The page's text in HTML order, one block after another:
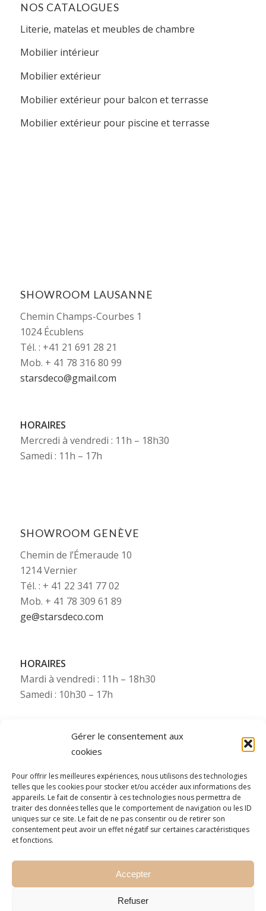
Gérer le consentement aux
cookies
Pour offrir les meilleures expériences, nous utilisons des technologies
telles que les cookies pour stocker et/ou accéder aux informations des
appareils. Le fait de consentir à ces technologies nous permettra de
traiter des données telles que le comportement de navigation ou les ID
uniques sur ce site. Le fait de ne pas consentir ou de retirer son
consentement peut avoir un effet négatif sur certaines caractéristiques
et fonctions.
Accepter
Refuser
NOS CATALOGUES
Literie, matelas et meubles de chambre
Mobilier intérieur
Mobilier extérieur
Mobilier extérieur pour balcon et terrasse
Mobilier extérieur pour piscine et terrasse
SHOWROOM LAUSANNE
Chemin Champs-Courbes 1
1024 Écublens
Tél. : +41 21 691 28 21
Mob. + 41 78 316 80 99
starsdeco@gmail.com
HORAIRES
Mercredi à vendredi : 11h – 18h30
Samedi : 11h – 17h
SHOWROOM GENÈVE
Chemin de l’Émeraude 10
1214 Vernier
Tél. : + 41 22 341 77 02
Mob. + 41 78 309 61 89
ge@starsdeco.com
HORAIRES
Mardi à vendredi : 11h – 18h30
Samedi : 10h30 – 17h
Besoin de plus d’infos ?
Pour toute information complémentaire (photos,
etc.), Starsdeco se tient à votre disposition via nos
numéros WhatsApp (consultez le numéro mobile
de la filiale concernée).
N’hésitez pas à nous contacter !